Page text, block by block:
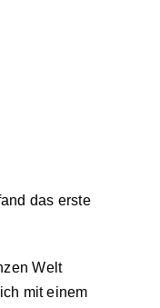
das erste
Welt
mit einem